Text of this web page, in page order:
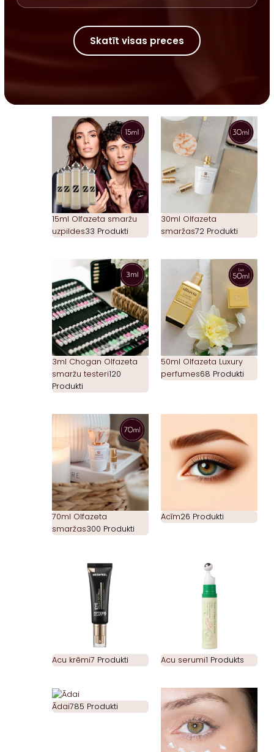
Skatīt visas preces
15ml Olfazeta smaržu
uzpildes33 Produkti
30ml Olfazeta
smaržas72 Produkti
3ml Chogan Olfazeta
smaržu testeri120
Produkti
50ml Olfazeta Luxury
perfumes68 Produkti
70ml Olfazeta
smaržas300 Produkti
Acīm26 Produkti
Acu krēmi7 Produkti Acu serumi1 Produkts
Ādai785 Produkti